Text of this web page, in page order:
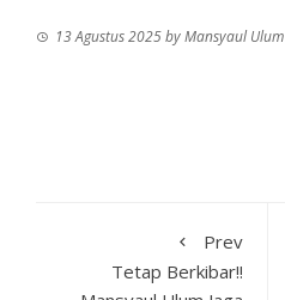
13 Agustus 2025byMansyaul Ulum
Prev
Tetap Berkibar!!